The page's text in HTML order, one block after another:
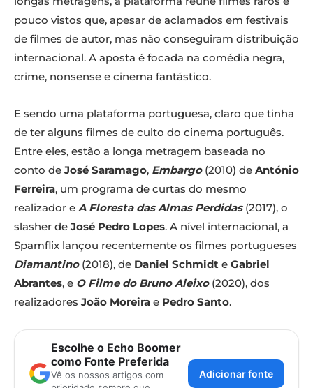
pouco vistos que, apesar de aclamados em festivais
de filmes de autor, mas não conseguiram distribuição
internacional. A aposta é focada na comédia negra,
crime, nonsense e cinema fantástico.
E sendo uma plataforma portuguesa, claro que tinha
de ter alguns filmes de culto do cinema português.
Entre eles, estão a longa metragem baseada no
conto de José Saramago, Embargo (2010) de António
Ferreira, um programa de curtas do mesmo
realizador e A Floresta das Almas Perdidas(2017), o
slasher de José Pedro Lopes. A nível internacional, a
Spamflix lançou recentemente os filmes portugueses
Diamantino(2018), de Daniel Schmidt e Gabriel
Abrantes, e O Filme do Bruno Aleixo(2020), dos
realizadores João Moreira e Pedro Santo.
Escolhe o Echo Boomer
como Fonte Preferida
Vê os nossos artigos com
Adicionar fonte